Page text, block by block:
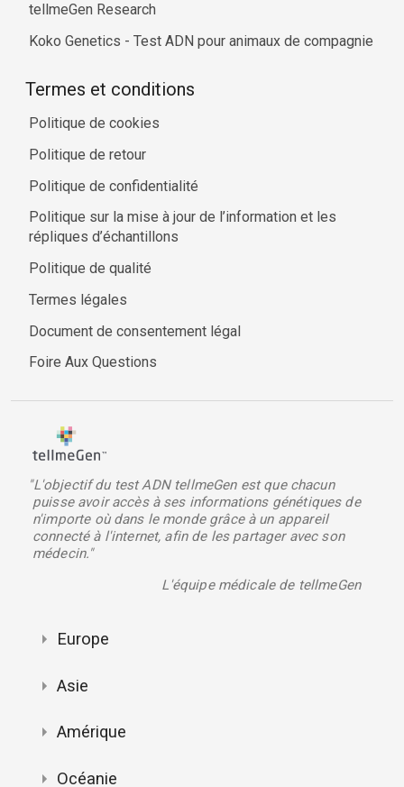
tellmeGen Research
Koko Genetics - Test ADN pour animaux de compagnie
Termes et conditions
Politique de cookies
Politique de retour
Politique de confidentialité
Politique sur la mise à jour de l’information et les
répliques d’échantillons
Politique de qualité
Termes légales
Document de consentement légal
Foire Aux Questions
"L'objectif du test ADN tellmeGen est que chacun
puisse avoir accès à ses informations génétiques de
n'importe où dans le monde grâce à un appareil
connecté à l'internet, afin de les partager avec son
médecin."
L'équipe médicale de tellmeGen
Europe
Asie
Amérique
Océanie